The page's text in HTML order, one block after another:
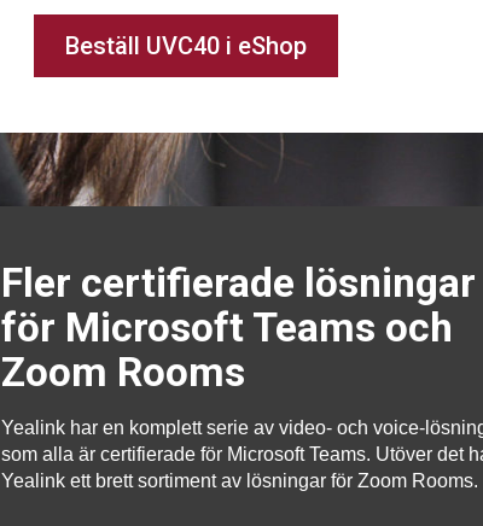
Beställ UVC40 i eShop
Fler certifierade lösningar
för Microsoft Teams och
Zoom Rooms
Yealink har en komplett serie av video- och voice-
som alla är certifierade för Microsoft Teams. Utöver det
Yealink ett brett sortiment av lösningar för Zoom Rooms.